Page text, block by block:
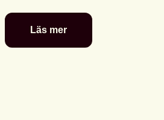
Läs mer
De
är